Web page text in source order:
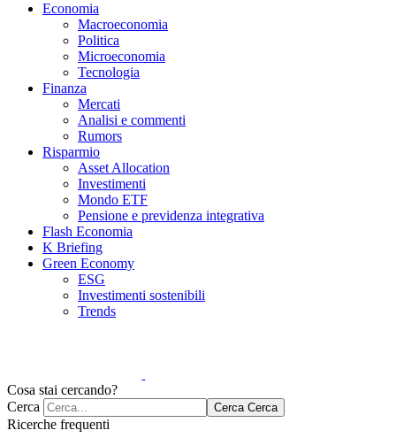
Economia
Macroeconomia
Politica
Microeconomia
Tecnologia
Finanza
Mercati
Analisi e commenti
Rumors
Risparmio
Asset Allocation
Investimenti
Mondo ETF
Pensione e previdenza integrativa
Flash Economia
K Briefing
Green Economy
ESG
Investimenti sostenibili
Trends
Cosa stai cercando?
Cerca
Cerca Cerca
Ricerche frequenti